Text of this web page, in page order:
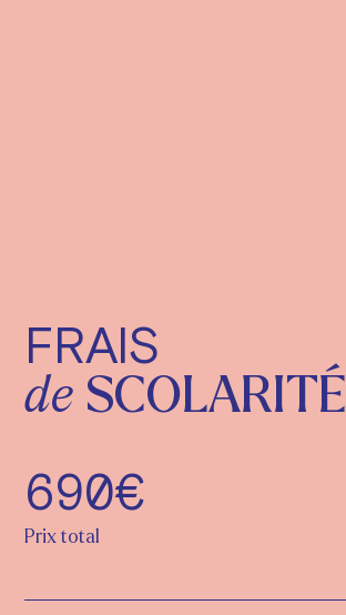
FRAIS
de SCOLARITÉ
690€
Prix total